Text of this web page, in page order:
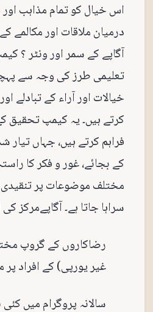
اس خیال کو تمام مذاہب
درمیان ملاقات اور مکالمے
آگاپے کے سمر اور ونٹر ؟
تعلیمی طرز کی وجہ سے
خیالات اور آراء کے تبادلے
کرتے ہیں۔ یہ کیمپ تحقیق
فراہم کرتے ہیں، جہاں
کے بجائے، غور و فکر کا
مختلف موضوعات پر
سراہا جاتا ہے۔ آگاپےمرکز
رضاکاروں کے گروپ
غیر یورپی) کے افراد
سالانہ پروگرام میں کئی